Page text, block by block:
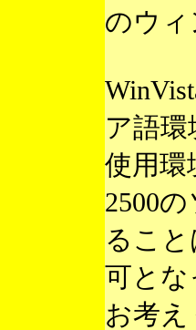
のウ
ア語
使用環
2500
るこ
可と
お考え